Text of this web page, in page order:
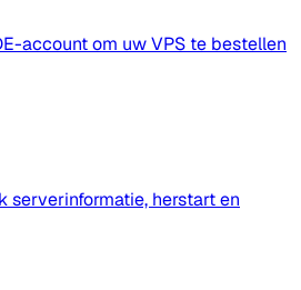
account om uw VPS te bestellen
serverinformatie, herstart en